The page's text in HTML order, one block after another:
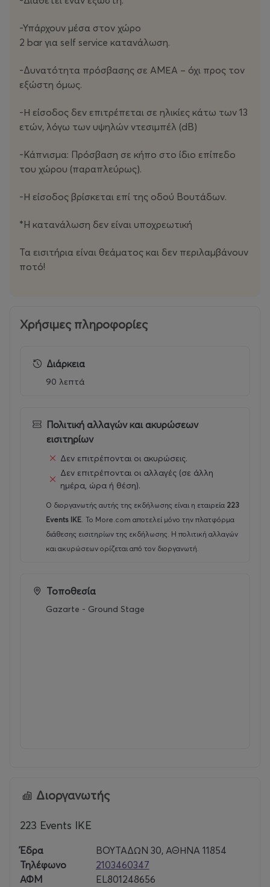
Στο τέλος του Οκτωβρίου, ηΑθήνα
μηδενικό περιθώριο για απουσία, οι σπουδαίοιGoat
επιστρέφουν και το
σταθμό για την ιστορία του!
Προπώληση: 40€
Ταμείο: 45€
Ώρα προσέλευσης: 20:30
-Υπάρχουν μέσα στον χώρο
2 bar για self service κατανάλωση.
-Δυνατότητα πρόσβασης σε ΑΜΕΑ – όχι προς τον
εξώστη όμως.
-Η είσοδος δεν επιτρέπεται σε ηλικίες κάτω των 13
ετών, λόγω των υψηλών ντεσιμπέλ (dB)
-Κάπνισμα: Πρόσβαση σε κήπο στο ίδιο επίπεδο
του χώρου (παραπλεύρως).
-Η είσοδος βρίσκεται επί της οδού Βουτάδων.
*H κατανάλωση δεν είναι υποχρεωτική
Τα εισιτήρια είναι θεάματος και δεν περιλαμβάνουν
ποτό!
Χρήσιμες πληροφορίες
Διάρκεια
90 λεπτά
Πολιτική αλλαγών και ακυρώσεων
εισιτηρίων
Δεν επιτρέπονται οι ακυρώσεις.
Δεν επιτρέπονται οι αλλαγές (σε άλλη
ημέρα, ώρα ή θέση).
Ο διοργανωτής αυτής της εκδήλωσης είναι η εταιρεία 223
Events ΙΚΕ. Το More.com αποτελεί μόνο την πλατφόρμα
διάθεσης εισιτηρίων της εκδήλωσης. Η πολιτική αλλαγών
και ακυρώσεων ορίζεται από τον διοργανωτή.
Τοποθεσία
Gazarte - Ground Stage
Διοργανωτής
223 Events ΙΚΕ
Έδρα
ΒΟΥΤΑΔΩΝ 30, ΑΘΗΝΑ 11854
Τηλέφωνο
2103460347
ΑΦΜ
EL801248656